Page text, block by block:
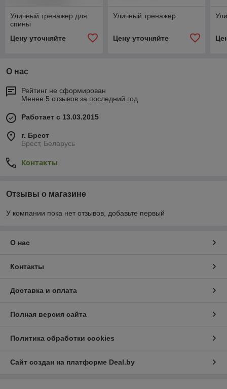
Уличный тренажер для
спины
Цену уточняйте
Уличный тренажер
Цену уточняйте
О нас
Рейтинг не сформирован
Менее 5 отзывов за последний год
Работает с 13.03.2015
г. Брест
Брест, Беларусь
Контакты
Отзывы о магазине
У компании пока нет отзывов, добавьте первый
О нас
Контакты
Доставка и оплата
Полная версия сайта
Политика обработки cookies
Сайт создан на платформе Deal.by